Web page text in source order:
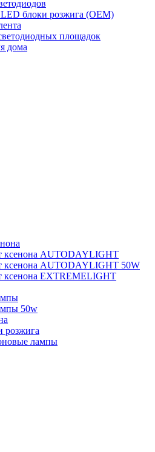
блоки розжига (OEM)
площадок
дома
ксенона AUTODAYLIGHT
ксенона AUTODAYLIGHT 50W
ксенона EXTREMELIGHT
50w
розжига
лампы